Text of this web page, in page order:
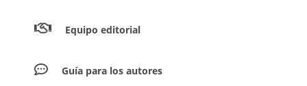
Equipo editorial
Guía para los autores